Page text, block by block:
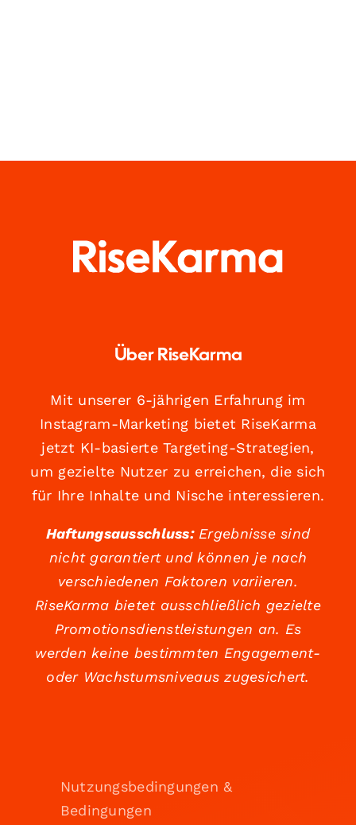
Über RiseKarma
Mit unserer 6-jährigen Erfahrung im
Instagram-Marketing bietet RiseKarma
jetzt KI-basierte Targeting-Strategien,
um gezielte Nutzer zu erreichen, die sich
für Ihre Inhalte und Nische interessieren.
Haftungsausschluss:Ergebnisse sind
nicht garantiert und können je nach
verschiedenen Faktoren variieren.
RiseKarma bietet ausschließlich gezielte
Promotionsdienstleistungen an. Es
werden keine bestimmten Engagement-
oder Wachstumsniveaus zugesichert.
Nutzungsbedingungen &
Bedingungen